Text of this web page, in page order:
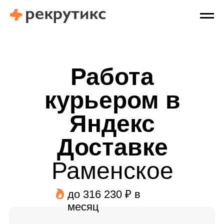
Работа
курьером в
Яндекс
Доставке
Раменское
до 316 230 ₽ в
месяц